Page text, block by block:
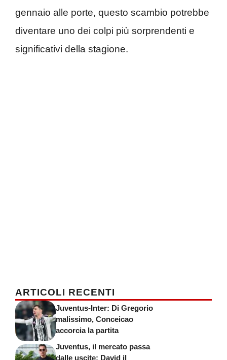
gennaio alle porte, questo scambio potrebbe
diventare uno dei colpi più sorprendenti e
significativi della stagione.
ARTICOLI RECENTI
Juventus-Inter: Di Gregorio
malissimo, Conceicao
accorcia la partita
Juventus, il mercato passa
dalle uscite: David il